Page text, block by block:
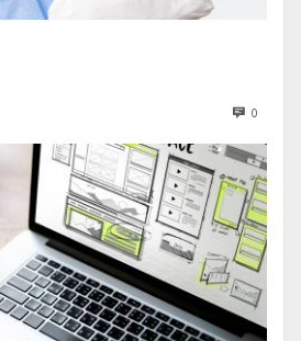
0